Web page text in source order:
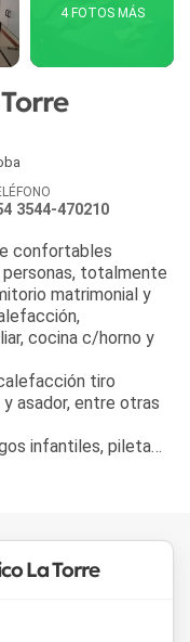
4 FOTOS MÁS
3544-470210
confortables
personas, totalmente
matrimonial y
cocina c/horno y
asador, entre otras
infantiles, pileta
La Torre